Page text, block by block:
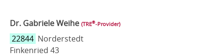
Dr. Gabriele Weihe (TRE®‑Provider)
22844 Norderstedt
Finkenried 43